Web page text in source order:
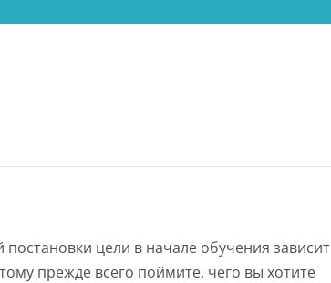
цели в начале обучения зависит
прежде всего поймите, чего вы хотите